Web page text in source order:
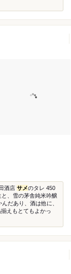
酒店 サメのタレ 450
、雪の茅舎純米吟醸
だあり、酒は他に、
えもとてもよかっ